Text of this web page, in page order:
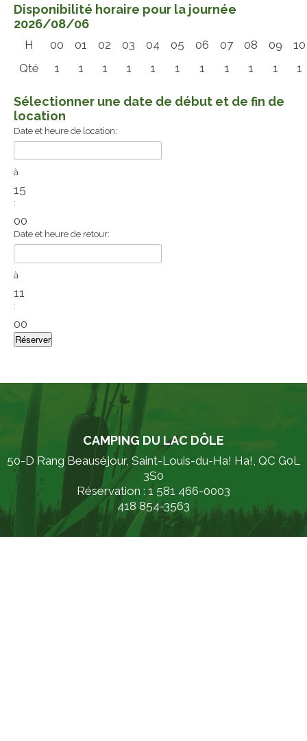
Disponibilité horaire pour la journée
2026/08/06
H 00 01 02 03 04 05 06 07 08 09
10
Qté
1 1 1 1 1 1 1 1 1 1 1
Sélectionner une date de début et de fin de
location
Date et heure de location:
à
15
:
00
Date et heure de retour:
à
11
:
00
CAMPING DU LAC DÔLE
50-D Rang Beauséjour, Saint-Louis-du-Ha! Ha!, QC G0L
3S0
Réservation : 1 581 466-0003
418 854-3563